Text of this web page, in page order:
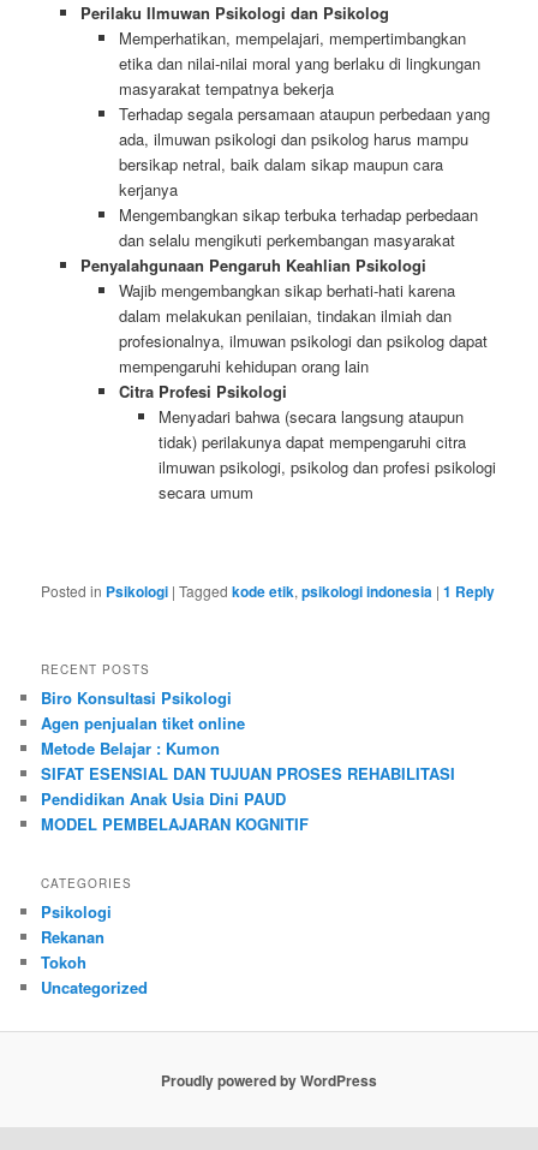
Perilaku Ilmuwan Psikologi dan Psikolog
Memperhatikan, mempelajari, mempertimbangkan
etika dan nilai-nilai moral yang berlaku di lingkungan
masyarakat tempatnya bekerja
Terhadap segala persamaan ataupun perbedaan yang
ada, ilmuwan psikologi dan psikolog harus mampu
bersikap netral, baik dalam sikap maupun cara
kerjanya
Mengembangkan sikap terbuka terhadap perbedaan
dan selalu mengikuti perkembangan masyarakat
Penyalahgunaan Pengaruh Keahlian Psikologi
Wajib mengembangkan sikap berhati-hati karena
dalam melakukan penilaian, tindakan ilmiah dan
profesionalnya, ilmuwan psikologi dan psikolog dapat
mempengaruhi kehidupan orang lain
Citra Profesi Psikologi
Menyadari bahwa (secara langsung ataupun
tidak) perilakunya dapat mempengaruhi citra
ilmuwan psikologi, psikolog dan profesi psikologi
secara umum
Posted in Psikologi |Tagged kode etik,psikologi indonesia |1 Reply
RECENT POSTS
Biro Konsultasi Psikologi
Agen penjualan tiket online
Metode Belajar : Kumon
SIFAT ESENSIAL DAN TUJUAN PROSES REHABILITASI
Pendidikan Anak Usia Dini PAUD
MODEL PEMBELAJARAN KOGNITIF
CATEGORIES
Psikologi
Rekanan
Tokoh
Uncategorized
Proudly powered by WordPress